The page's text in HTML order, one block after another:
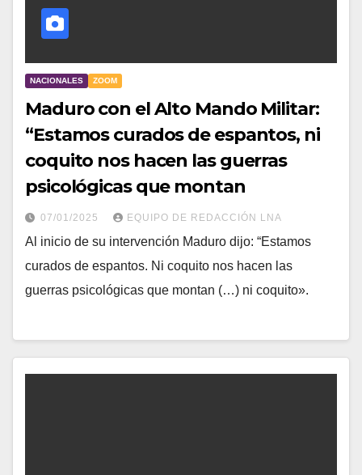
NACIONALES ZOOM
Maduro con el Alto Mando Militar:
“Estamos curados de espantos, ni
coquito nos hacen las guerras
psicológicas que montan
07/01/2025 EQUIPO DE REDACCIÓN LNA
Al inicio de su intervención Maduro dijo: “Estamos
curados de espantos. Ni coquito nos hacen las
guerras psicológicas que montan (…) ni coquito».